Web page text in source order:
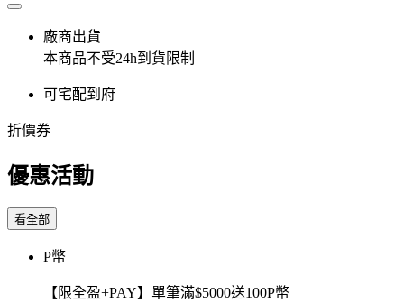
廠商出貨
本商品不受24h到貨限制
可宅配到府
折價券
優惠活動
看全部
P幣
【限全盈+PAY】單筆滿$5000送100P幣